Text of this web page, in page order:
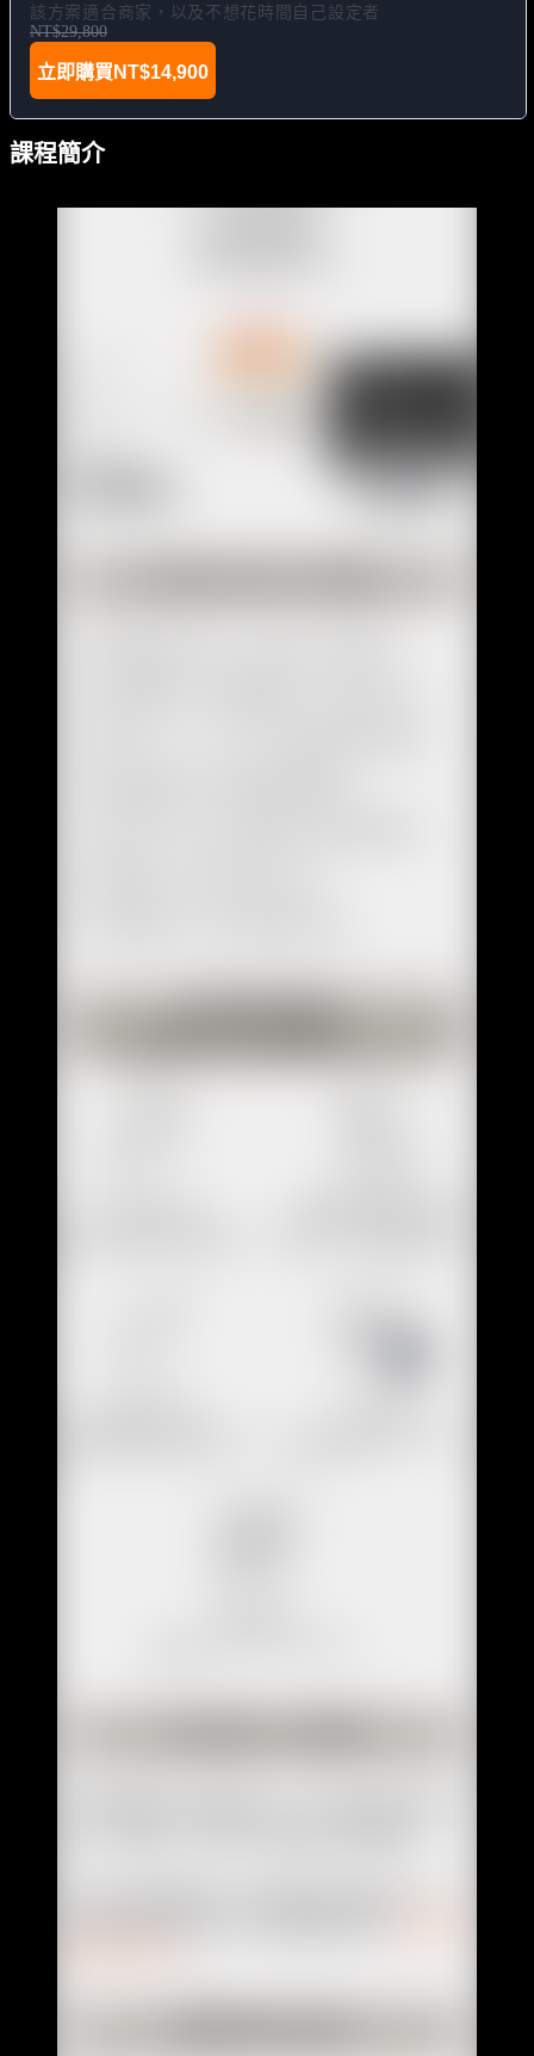
該方案適合商家，以及不想花時間自己設定者
NT$29,800
立即購買 NT$14,900
課程簡介